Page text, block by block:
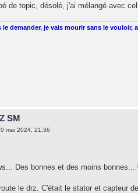
de topic, désolé, j'ai mélangé avec
le demander, je vais mourir sans le vouloir,
SM
mai 2024, 21:36
Des bonnes et des moins bonnes...
le drz. C'était le stator et capteur